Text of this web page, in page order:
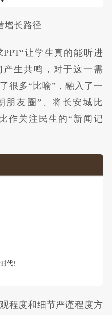
增长路径
让学生真的能听进
生共鸣，对于这一需
很多“比喻”，融入了一
朋友圈”、将长安城比
作关注民生的“新闻记
程度和细节严谨程度方